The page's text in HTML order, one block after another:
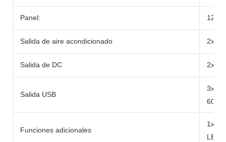
Panel: 12-
Salida de aire acondicionado 2x
Salida de DC 2x
Salida USB
3x
60W
Funciones adicionales
1x
LED/